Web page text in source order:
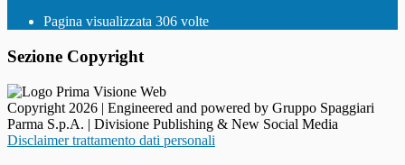
Pagina visualizzata 306 volte
Sezione Copyright
Copyright 2026 | Engineered and powered by Gruppo Spaggiari
Parma S.p.A. | Divisione Publishing & New Social Media
Disclaimer trattamento dati personali